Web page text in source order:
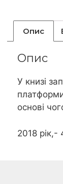
Опис
Опис
У книзі
основі
2018 рік,-